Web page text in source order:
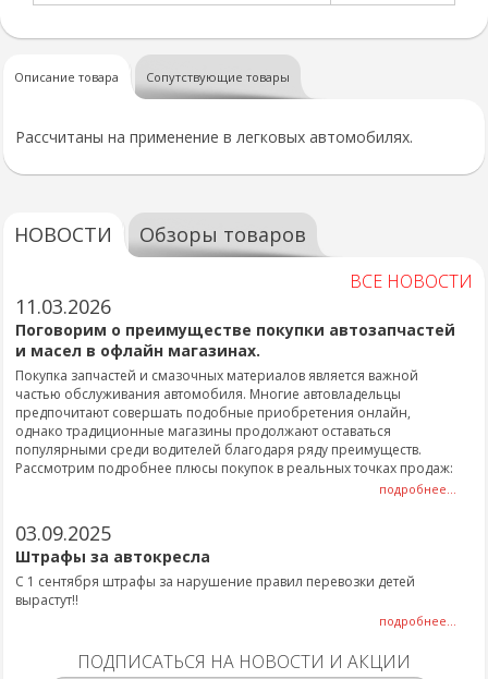
Описание товара Сопутствующие товары
Рассчитаны на применение в легковых автомобилях.
НОВОСТИ Обзоры товаров
ВСЕ НОВОСТИ
11.03.2026
Поговорим о преимуществе покупки автозапчастей
и масел в офлайн магазинах.
Покупка запчастей и смазочных материалов является важной
частью обслуживания автомобиля. Многие автовладельцы
предпочитают совершать подобные приобретения онлайн,
однако традиционные магазины продолжают оставаться
популярными среди водителей благодаря ряду преимуществ.
Рассмотрим подробнее плюсы покупок в реальных точках продаж:
подробнее...
03.09.2025
Штрафы за автокресла
С 1 сентября штрафы за нарушение правил перевозки детей
вырастут!!
подробнее...
ПОДПИСАТЬСЯ НА НОВОСТИ И АКЦИИ